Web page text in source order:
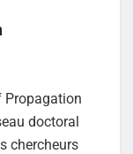
Propagation
doctoral
chercheurs